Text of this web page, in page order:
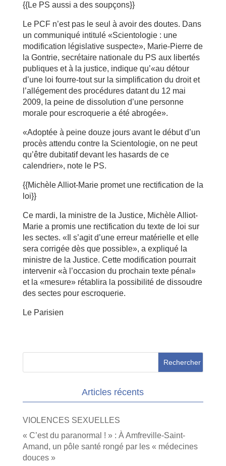
{{Le PS aussi a des soupçons}}
Le PCF n’est pas le seul à avoir des doutes. Dans
un communiqué intitulé «Scientologie : une
modification législative suspecte», Marie-Pierre de
la Gontrie, secrétaire nationale du PS aux libertés
publiques et à la justice, indique qu’«au détour
d’une loi fourre-tout sur la simplification du droit et
l’allégement des procédures datant du 12 mai
2009, la peine de dissolution d’une personne
morale pour escroquerie a été abrogée».
«Adoptée à peine douze jours avant le début d’un
procès attendu contre la Scientologie, on ne peut
qu’être dubitatif devant les hasards de ce
calendrier», note le PS.
{{Michèle Alliot-Marie promet une rectification de la
loi}}
Ce mardi, la ministre de la Justice, Michèle Alliot-
Marie a promis une rectification du texte de loi sur
les sectes. «Il s’agit d’une erreur matérielle et elle
sera corrigée dès que possible», a expliqué la
ministre de la Justice. Cette modification pourrait
intervenir «à l’occasion du prochain texte pénal»
et la «mesure» rétablira la possibilité de dissoudre
des sectes pour escroquerie.
Le Parisien
Articles récents
VIOLENCES SEXUELLES
« C’est du paranormal ! » : À Amfreville-Saint-
Amand, un pôle santé rongé par les « médecines
douces »